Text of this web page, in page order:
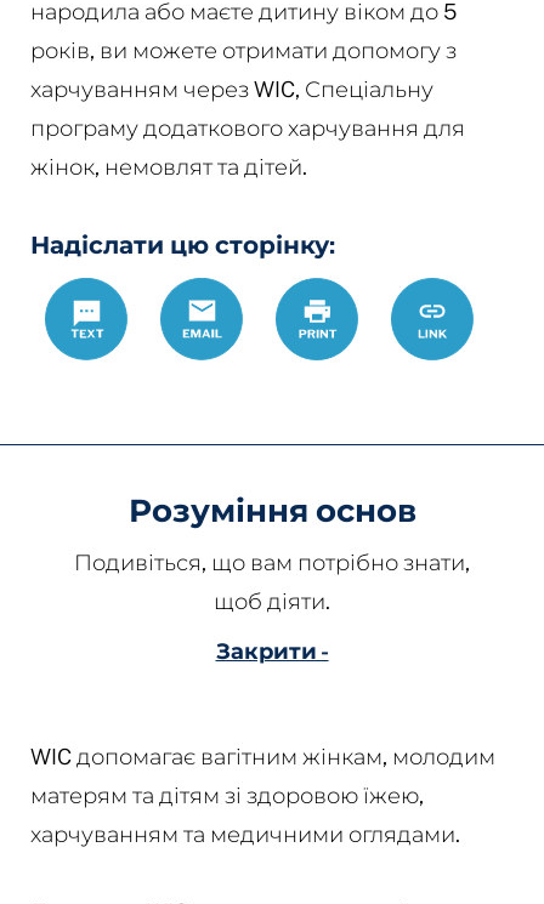
народила або маєте дитину віком до 5
років, ви можете отримати допомогу з
харчуванням через WIC, Спеціальну
програму додаткового харчування для
жінок, немовлят та дітей.
Надіслати цю сторінку:
Text
Email Роздрукувати
https://
Link
Розуміння основ
Подивіться, що вам потрібно знати,
щоб діяти.
Закрити -
WIC допомагає вагітним жінкам, молодим
матерям та дітям зі здоровою їжею,
харчуванням та медичними оглядами.